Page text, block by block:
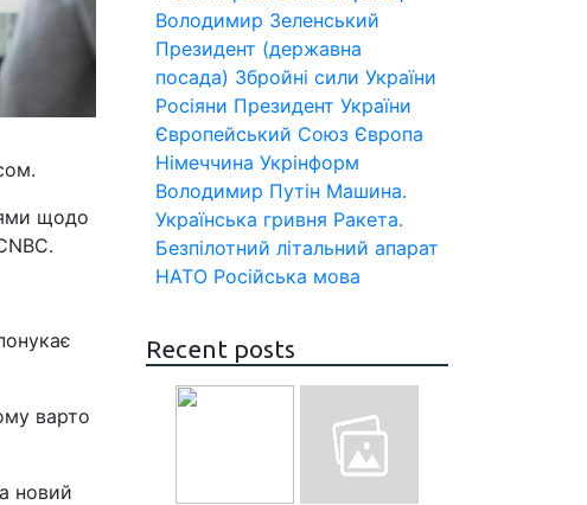
щодо
варто
новий
Володимир Зеленський
Президент (державна
посада) Збройні сили України
Росіяни Президент України
Європейський Союз Європа
Німеччина Укрінформ
Володимир Путін Машина.
Українська гривня Ракета.
Безпілотний літальний апарат
НАТО Російська мова
Recent posts